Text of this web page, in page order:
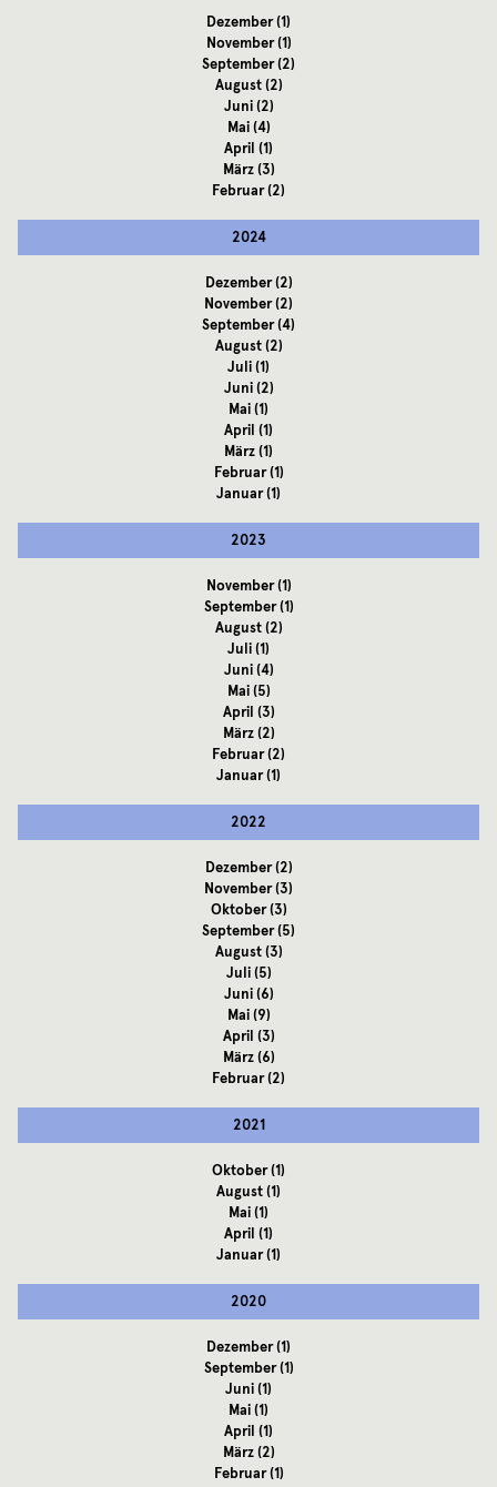
Dezember(1)
November(1)
September(2)
August(2)
Juni(2)
Mai(4)
April (1)
März(3)
Februar(2)
2024
Dezember(2)
November(2)
September(4)
August(2)
Juli(1)
Juni(2)
Mai(1)
April (1)
März(1)
Februar(1)
Januar(1)
2023
November(1)
September(1)
August(2)
Juli(1)
Juni(4)
Mai(5)
April (3)
März(2)
Februar(2)
Januar(1)
2022
Dezember(2)
November(3)
Oktober(3)
September(5)
August(3)
Juli(5)
Juni(6)
Mai(9)
April (3)
März(6)
Februar(2)
2021
Oktober(1)
August(1)
Mai(1)
April (1)
Januar(1)
2020
Dezember(1)
September(1)
Juni(1)
Mai(1)
April (1)
März(2)
Februar(1)